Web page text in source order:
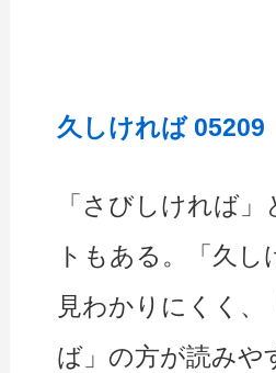
久しければ 05209
「さびしければ
トもある。「久し
見わかりにくく、
ば」の方が読みや